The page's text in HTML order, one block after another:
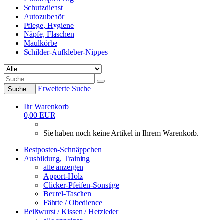
Schutzdienst
Autozubehör
Pflege, Hygiene
Näpfe, Flaschen
Maulkörbe
Schilder-Aufkleber-Nippes
Suche... Erweiterte Suche
Ihr Warenkorb
0,00 EUR
Sie haben noch keine Artikel in Ihrem Warenkorb.
Restposten-Schnäppchen
Ausbildung, Training
alle anzeigen
Apport-Holz
Clicker-Pfeifen-Sonstige
Beutel-Taschen
Fährte / Obedience
Beißwurst / Kissen / Hetzleder